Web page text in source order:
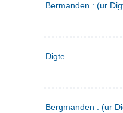
Bermanden : (ur
Digte
Bergmanden : (ur